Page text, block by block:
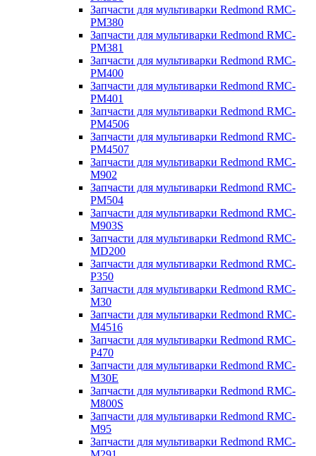
Запчасти для мультиварки Redmond RMC-
PM380
Запчасти для мультиварки Redmond RMC-
PM381
Запчасти для мультиварки Redmond RMC-
PM400
Запчасти для мультиварки Redmond RMC-
PM401
Запчасти для мультиварки Redmond RMC-
PM4506
Запчасти для мультиварки Redmond RMC-
PM4507
Запчасти для мультиварки Redmond RMC-
M902
Запчасти для мультиварки Redmond RMC-
PM504
Запчасти для мультиварки Redmond RMC-
M903S
Запчасти для мультиварки Redmond RMC-
MD200
Запчасти для мультиварки Redmond RMC-
P350
Запчасти для мультиварки Redmond RMC-
M30
Запчасти для мультиварки Redmond RMC-
M4516
Запчасти для мультиварки Redmond RMC-
P470
Запчасти для мультиварки Redmond RMC-
M30E
Запчасти для мультиварки Redmond RMC-
M800S
Запчасти для мультиварки Redmond RMC-
M95
Запчасти для мультиварки Redmond RMC-